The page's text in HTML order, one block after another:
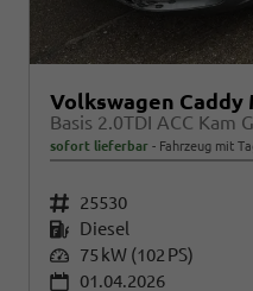
Volkswagen Caddy
Basis 2.0TDI ACC Kam
sofort lieferbar Fahrzeug mit
Fahrzeugnr. 25530
Kraftstoff Diesel
Leistung 75 kW (102 PS)
01.04.2026